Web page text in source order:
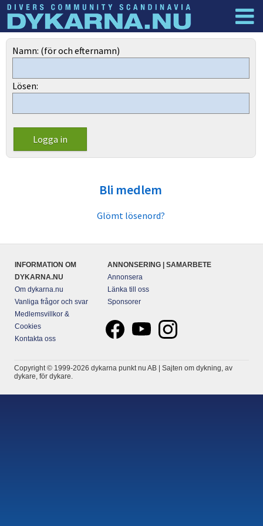
Dyknyheter
Namn: (för och efternamn)
Lösen:
Bli medlem
Glömt lösenord?
INFORMATION OM
DYKARNA.NU
Om dykarna.nu
Vanliga frågor och svar
Medlemsvillkor &
Cookies
Kontakta oss
ANNONSERING | SAMARBETE
Annonsera
Länka till oss
Sponsorer
Copyright © 1999-2026 dykarna punkt nu AB | Sajten om dykning, av
dykare, för dykare.